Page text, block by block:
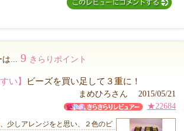
は... 9 きらりポイント
い】 ビーズを買い足して３重に！
まめひろさん 2015/05/21
★22684
少しアレンジをと思い、２色のビ